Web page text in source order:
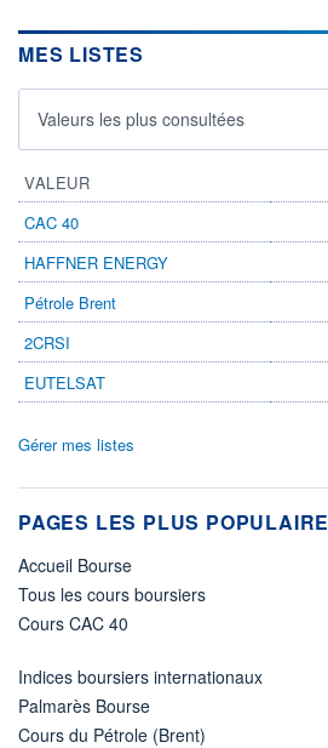
MES LISTES
Valeurs les plus consultées
VALEUR
CAC 40
HAFFNER ENERGY
Pétrole Brent
2CRSI
EUTELSAT
Gérer mes listes
PAGES LES PLUS
Accueil Bourse
Tous les cours boursiers
Cours CAC 40
Indices boursiers internationaux
Palmarès Bourse
Cours du Pétrole (Brent)